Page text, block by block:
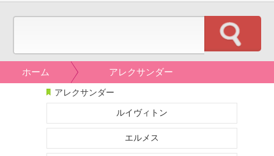
ホーム アレクサンダー
アレクサンダー
ルイヴィトン
エルメス